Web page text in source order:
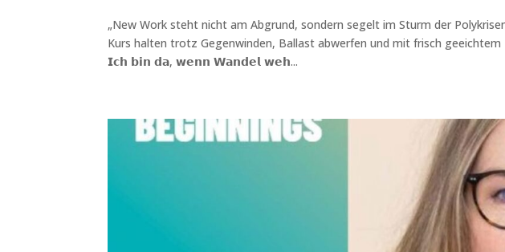
„New Work steht nicht am Abgrund, sondern segelt im Sturm der
Kurs halten trotz Gegenwinden, Ballast abwerfen und mit frisch geeichtem
𝗜𝗰𝗵 𝗯𝗶𝗻 𝗱𝗮, 𝘄𝗲𝗻𝗻 𝗪𝗮𝗻𝗱𝗲𝗹 𝘄𝗲𝗵...